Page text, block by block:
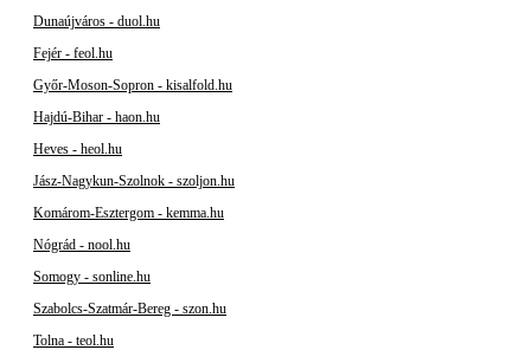
Dunaújváros - duol.hu
Fejér - feol.hu
Győr-Moson-Sopron - kisalfold.hu
Hajdú-Bihar - haon.hu
Heves - heol.hu
Jász-Nagykun-Szolnok - szoljon.hu
Komárom-Esztergom - kemma.hu
Nógrád - nool.hu
Somogy - sonline.hu
Szabolcs-Szatmár-Bereg - szon.hu
Tolna - teol.hu